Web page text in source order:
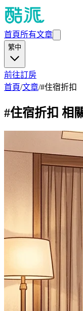
首頁所有文章
繁中
前往訂房
首頁/文章/#住宿折扣
#住宿折扣 相